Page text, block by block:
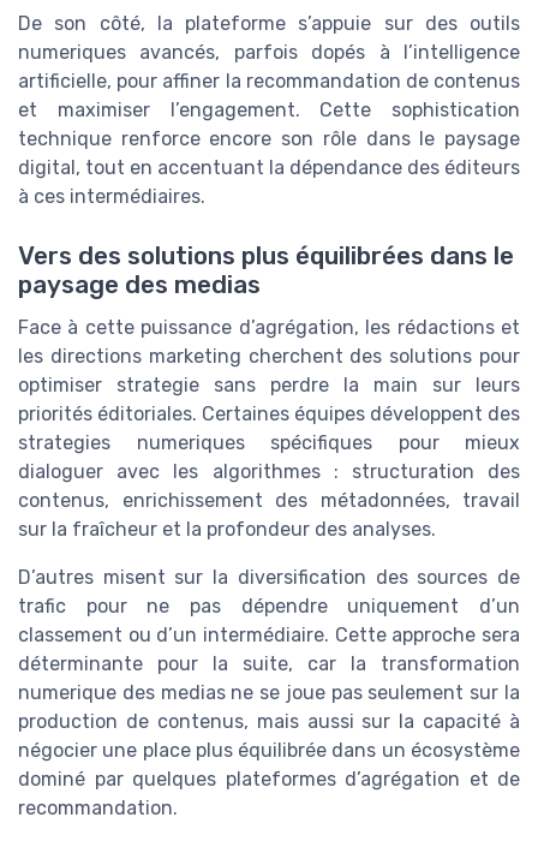
De son côté, la plateforme s’appuie sur des outils
numeriques avancés, parfois dopés à l’intelligence
artificielle, pour affiner la recommandation de contenus
et maximiser l’engagement. Cette sophistication
technique renforce encore son rôle dans le paysage
digital, tout en accentuant la dépendance des éditeurs
à ces intermédiaires.
Vers des solutions plus équilibrées dans le
paysage des medias
Face à cette puissance d’agrégation, les rédactions et
les directions marketing cherchent des solutions pour
optimiser strategie sans perdre la main sur leurs
priorités éditoriales. Certaines équipes développent des
strategies numeriques spécifiques pour mieux
dialoguer avec les algorithmes : structuration des
contenus, enrichissement des métadonnées, travail
sur la fraîcheur et la profondeur des analyses.
D’autres misent sur la diversification des sources de
trafic pour ne pas dépendre uniquement d’un
classement ou d’un intermédiaire. Cette approche sera
déterminante pour la suite, car la transformation
numerique des medias ne se joue pas seulement sur la
production de contenus, mais aussi sur la capacité à
négocier une place plus équilibrée dans un écosystème
dominé par quelques plateformes d’agrégation et de
recommandation.